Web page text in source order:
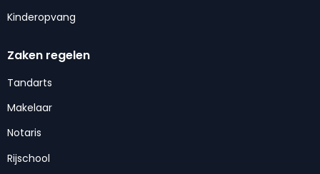
Kinderopvang
Zaken regelen
Tandarts
Makelaar
Notaris
Rijschool